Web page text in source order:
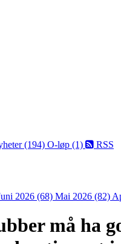
(194) O-løp (1) RSS
2026 (68) Mai 2026 (82)
må ha